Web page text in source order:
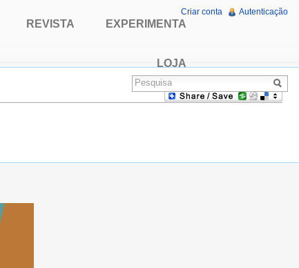
REVISTA EXPERIMENTA
LOJA
Criar conta Autenticação